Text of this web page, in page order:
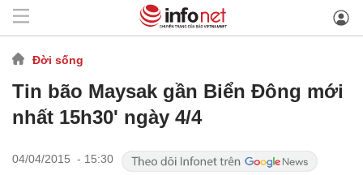
Đời sống
Tin bão Maysak gần Biển Đông mới
nhất 15h30' ngày 4/4
04/04/2015 - 15:30